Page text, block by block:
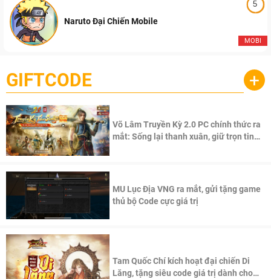
5
MOBI
Naruto Đại Chiến Mobile
GIFTCODE +
Võ Lâm Truyền Kỳ 2.0 PC chính thức ra
mắt: Sống lại thanh xuân, giữ trọn tinh
MU Lục Địa VNG ra mắt, gửi tặng game
thủ bộ Code cực giá trị
Tam Quốc Chí kích hoạt đại chiến Di
Lăng, tặng siêu code giá trị dành cho